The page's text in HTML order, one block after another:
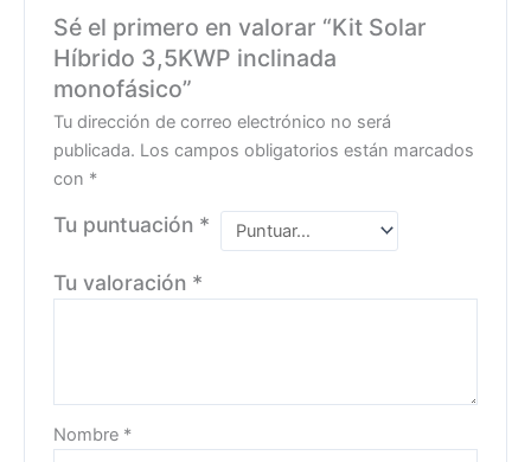
Sé el primero en valorar “Kit Solar
Híbrido 3,5KWP inclinada
monofásico”
Tu dirección de correo electrónico no será
publicada. Los campos obligatorios están marcados
con *
Tu puntuación *
Tu valoración *
Nombre *